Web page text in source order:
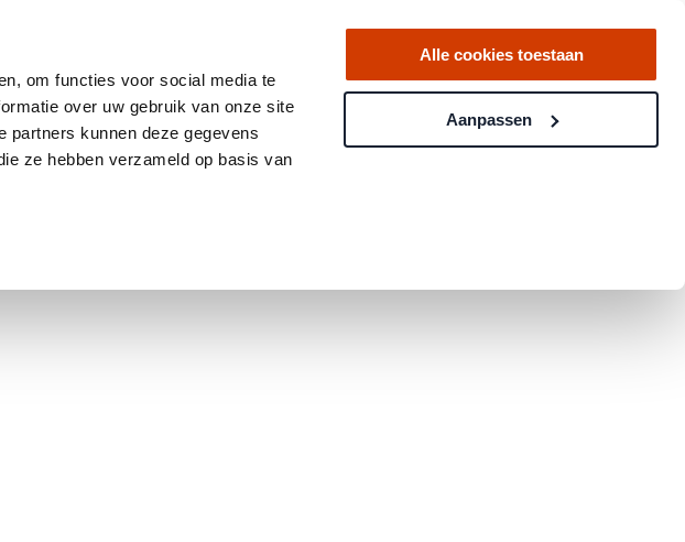
om functies voor social media te
over uw gebruik van onze site
partners kunnen deze gegevens
ze hebben verzameld op basis van
Alle cookies toestaan
Aanpassen